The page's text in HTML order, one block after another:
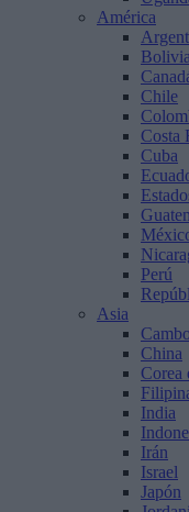
América
Bolivia
Chile
Costa
Cuba
Perú
Asia
China
Corea
India
Irán
Israel
Japón